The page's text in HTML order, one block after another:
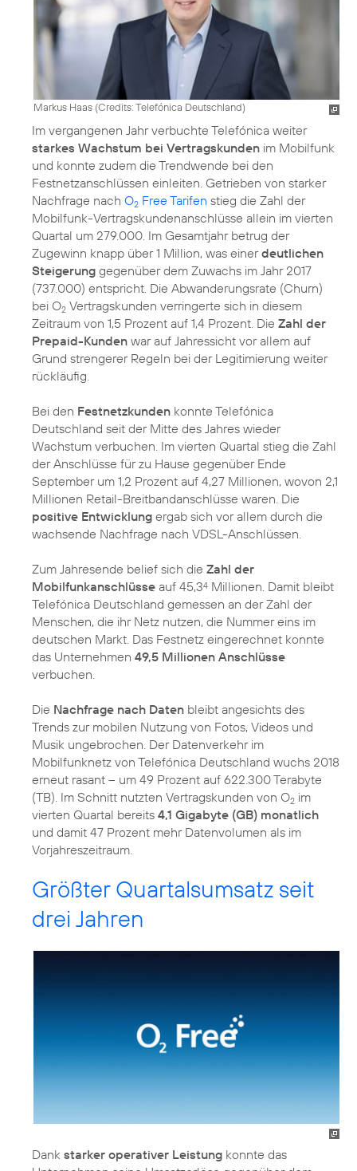
Markus Haas (Credits: Telefónica Deutschland)
Im vergangenen Jahr verbuchte Telefónica weiter
starkes Wachstum bei Vertragskunden im Mobilfunk
und konnte zudem die Trendwende bei den
Festnetzanschlüssen einleiten. Getrieben von starker
Nachfrage nach O2 Free Tarifen stieg die Zahl der
Mobilfunk-Vertragskundenanschlüsse allein im vierten
Quartal um 279.000. Im Gesamtjahr betrug der
Zugewinn knapp über 1 Million, was einerdeutlichen
Steigerung gegenüber dem Zuwachs im Jahr 2017
(737.000) entspricht. Die Abwanderungsrate (Churn)
bei O2 Vertragskunden verringerte sich in diesem
Zeitraum von 1,5 Prozent auf 1,4 Prozent. Die Zahl der
Prepaid-Kunden war auf Jahressicht vor allem auf
Grund strengerer Regeln bei der Legitimierung weiter
rückläufig.
Bei den Festnetzkunden konnte Telefónica
Deutschland seit der Mitte des Jahres wieder
Wachstum verbuchen. Im vierten Quartal stieg die Zahl
der Anschlüsse für zu Hause gegenüber Ende
September um 1,2 Prozent auf 4,27 Millionen, wovon 2,1
Millionen Retail-Breitbandanschlüsse waren. Die
positive Entwicklung ergab sich vor allem durch die
wachsende Nachfrage nach VDSL-Anschlüssen.
Zum Jahresende belief sich die Zahl der
Mobilfunkanschlüsse auf 45,34 Millionen. Damit bleibt
Telefónica Deutschland gemessen an der Zahl der
Menschen, die ihr Netz nutzen, die Nummer eins im
deutschen Markt. Das Festnetz eingerechnet konnte
das Unternehmen 49,5 Millionen Anschlüsse
verbuchen.
Die Nachfrage nach Daten bleibt angesichts des
Trends zur mobilen Nutzung von Fotos, Videos und
Musik ungebrochen. Der Datenverkehr im
Mobilfunknetz von Telefónica Deutschland wuchs 2018
erneut rasant – um 49 Prozent auf 622.300 Terabyte
(TB). Im Schnitt nutzten Vertragskunden von O2 im
vierten Quartal bereits 4,1 Gigabyte (GB) monatlich
und damit 47 Prozent mehr Datenvolumen als im
Vorjahreszeitraum.
Größter Quartalsumsatz seit
drei Jahren
Dank starker operativer Leistung konnte das